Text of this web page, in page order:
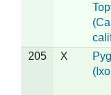
205 X